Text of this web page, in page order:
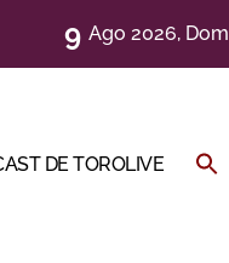
9 Ago 2026, Dom
DE TOROLIVE